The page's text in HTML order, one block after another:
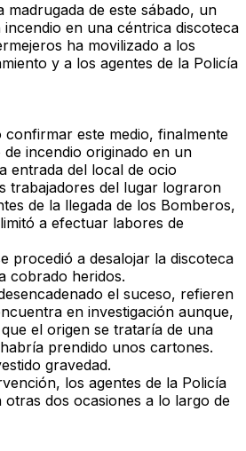
madrugada de este sábado, un
en una céntrica discoteca
ha movilizado a los
y a los agentes de la Policía
confirmar este medio, finalmente
incendio originado en un
entrada del local de ocio
trabajadores del lugar lograron
de la llegada de los Bomberos,
a efectuar labores de
procedió a desalojar la discoteca
cobrado heridos.
el suceso, refieren
en investigación aunque,
el origen se trataría de una
prendido unos cartones.
gravedad.
los agentes de la Policía
dos ocasiones a lo largo de